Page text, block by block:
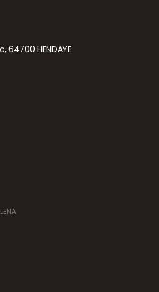
64700 HENDAYE